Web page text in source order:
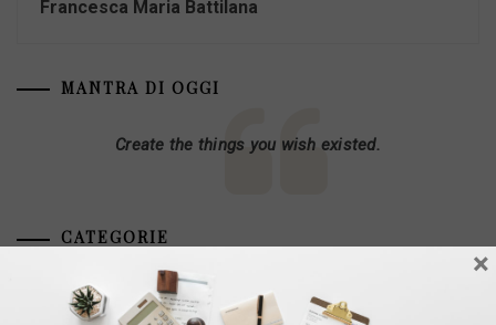
Francesca Maria Battilana
MANTRA DI OGGI
Create the things you wish existed.
CATEGORIE
#IORESTOACASA
×